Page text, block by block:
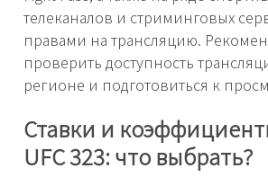
телеканалов и стриминговых
правами на трансляцию.
проверить доступность
регионе и подготовиться к
Ставки и
UFC 323: что выбрать?